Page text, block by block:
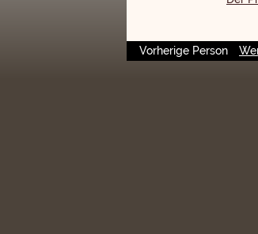
Vorherige Person